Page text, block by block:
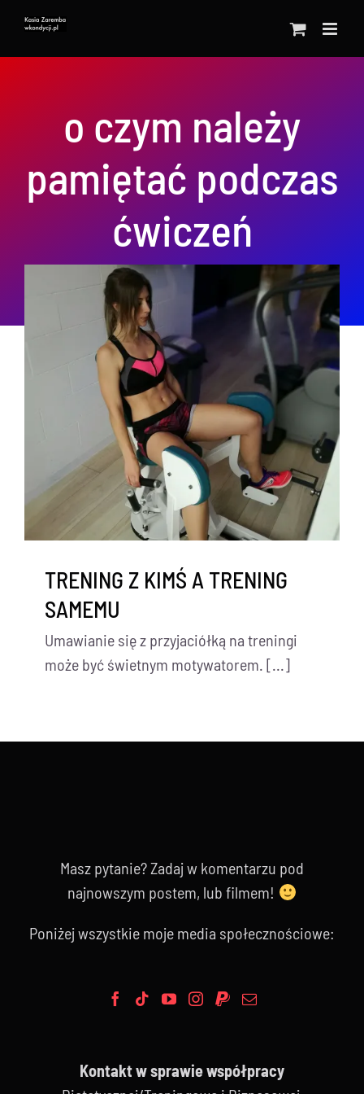
zawartości
o czym należy
pamiętać podczas
ćwiczeń
TRENING Z KIMŚ A TRENING
SAMEMU
Umawianie się z przyjaciółką na treningi
może być świetnym motywatorem. [...]
Masz pytanie? Zadaj w komentarzu pod
najnowszym postem, lub filmem!
Poniżej wszystkie moje media społecznościowe:
Kontakt w sprawie współpracy